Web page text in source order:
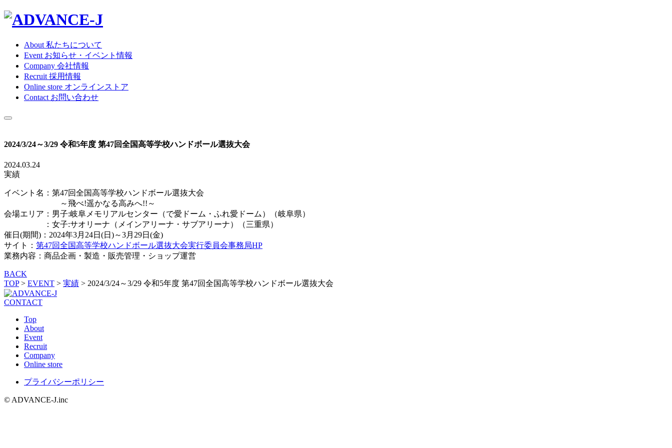
About 私たちについて
Event お知らせ・イベント情報
Company 会社情報
Recruit 採用情報
Online store オンラインストア
Contact お問い合わせ
2024/3/24～3/29 令和5年度 第47回全国高等学校ハンドボール選抜大会
2024.03.24
実績
イベント名：第47回全国高等学校ハンドボール選抜大会
～飛べ!遥かなる高みへ!!～
会場エリア：男子:岐阜メモリアルセンター（で愛ドーム・ふれ愛ドーム）（岐阜県）
：女子:サオリーナ（メインアリーナ・サブアリーナ）（三重県）
催日(期間)：2024年3月24日(日)～3月29日(金)
サイト： 第47回全国高等学校ハンドボール選抜大会実行委員会事務局HP
業務内容：商品企画・製造・販売管理・ショップ運営
BACK
TOP> EVENT > 実績 > 2024/3/24～3/29 令和5年度 第47回全国高等学校ハンドボール選抜大会
CONTACT
Top
About
Event
Recruit
Company
Online store
プライバシーポリシー
© ADVANCE-J.inc